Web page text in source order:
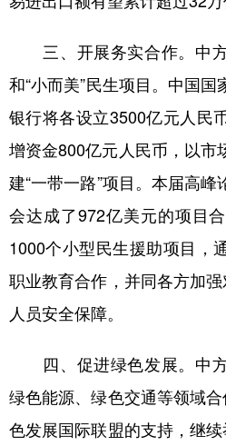
三、开展务实合作。中方
和“小而美”民生项目。中国
银行将各设立3500亿元人民
增资金800亿元人民币，以市
建“一带一路”项目。本届高
会达成了972亿美元的项目
1000个小型民生援助项目，
职业教育合作，并同各方加
人员安全保障。
四、促进绿色发展。中方
绿色能源、绿色交通等领域
色发展国际联盟的支持，继